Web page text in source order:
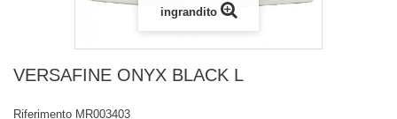
ingrandito
VERSAFINE ONYX BLACK L
Riferimento MR003403